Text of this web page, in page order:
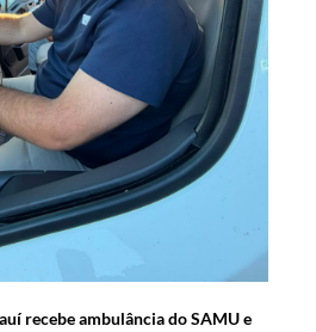
recebe ambulância do SAMU e